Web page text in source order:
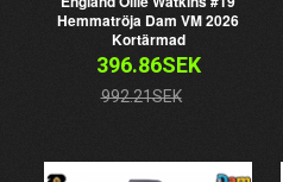
Hemmatröja Dam VM 2026
Kortärmad
396.86SEK
992.21SEK